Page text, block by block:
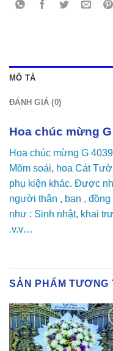
MÔ TẢ
ĐÁNH GIÁ (0)
Hoa chúc mừng G
Hoa chúc mừng G
Mõm soái, hoa Cát
phụ kiện khác. Được
người thân , bạn ,
như : Sinh nhật, khai
.v.v…
SẢN PHẨM TƯƠNG